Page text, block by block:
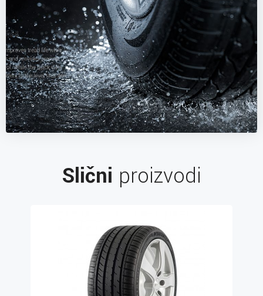
Slični proizvodi